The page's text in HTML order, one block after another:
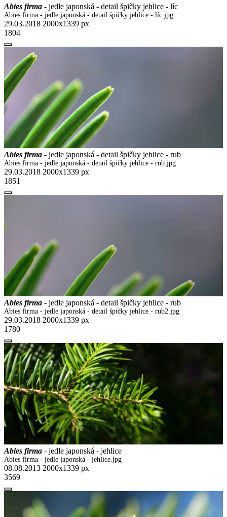
Abies firma - jedle japonská - detail špičky jehlice - líc
Abies firma - jedle japonská - detail špičky jehlice - líc.jpg
29.03.2018 2000x1339 px
1804
Abies firma - jedle japonská - detail špičky jehlice - rub
Abies firma - jedle japonská - detail špičky jehlice - rub.jpg
29.03.2018 2000x1339 px
1851
Abies firma - jedle japonská - detail špičky jehlice - rub
Abies firma - jedle japonská - detail špičky jehlice - rub2.jpg
29.03.2018 2000x1339 px
1780
Abies firma - jedle japonská - jehlice
Abies firma - jedle japonská - jehlice.jpg
08.08.2013 2000x1339 px
3569